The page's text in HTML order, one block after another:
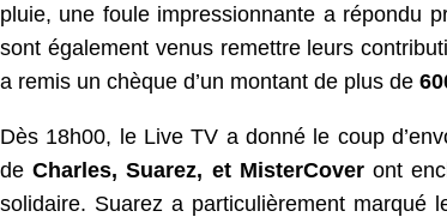
pluie, une foule impressionnante a répondu
sont également venus remettre leurs
a remis un chèque d’un montant de plus de
Dès 18h00, le Live TV a donné le coup
deCharles, Suarez, et MisterCoveront
solidaire. Suarez a particulièrement marqué